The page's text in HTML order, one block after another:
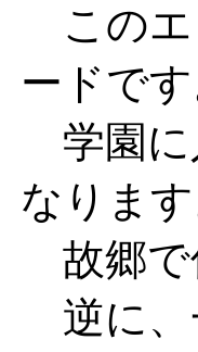
このエ
ードです
学園に
なります
故郷で
逆に、